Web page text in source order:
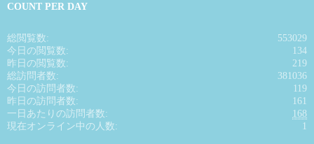
COUNT PER DAY
553029
総閲覧数:
134
今日の閲覧数:
219
昨日の閲覧数:
381036
総訪問者数:
119
今日の訪問者数:
161
昨日の訪問者数:
168
一日あたりの訪問者数:
1
現在オンライン中の人数: